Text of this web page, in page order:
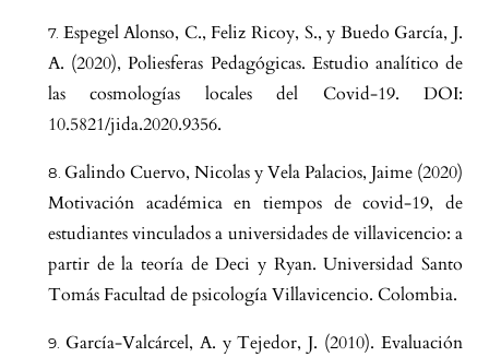
Espegel Alonso, C., Feliz Ricoy, S., y Buedo García, J.
A. (2020), Poliesferas Pedagógicas. Estudio analítico de
las cosmologías locales del Covid-19. DOI:
10.5821/jida.2020.9356.
Galindo Cuervo, Nicolas y Vela Palacios, Jaime (2020)
Motivación académica en tiempos de covid-19, de
estudiantes vinculados a universidades de villavicencio: a
partir de la teoría de Deci y Ryan. Universidad Santo
Tomás Facultad de psicología Villavicencio. Colombia.
García-Valcárcel, A. y Tejedor, J. (2010). Evaluación